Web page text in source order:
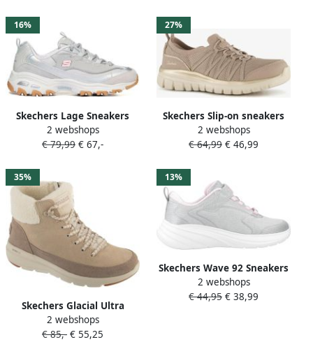
veterschoen in metallic look
16%
Skechers Lage Sneakers
D'lites Dazzling
2 webshops
€ 79,99 € 67,-
27%
Skechers Slip-on sneakers
GRACEFUL-PURECRUSH
Vrijetijdsschoen met
2 webshops
€ 64,99 € 46,99
35%
Skechers Glacial Ultra
Autumn Days 144206 TPE
Taupe Grijs
2 webshops
€ 85,- € 55,25
13%
Skechers Wave 92 Sneakers
Schoenen Trainers 303557L
LTGY
2 webshops
€ 44,95 € 38,99